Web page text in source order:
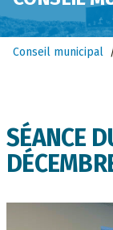
Conseil municipal
SÉANCE